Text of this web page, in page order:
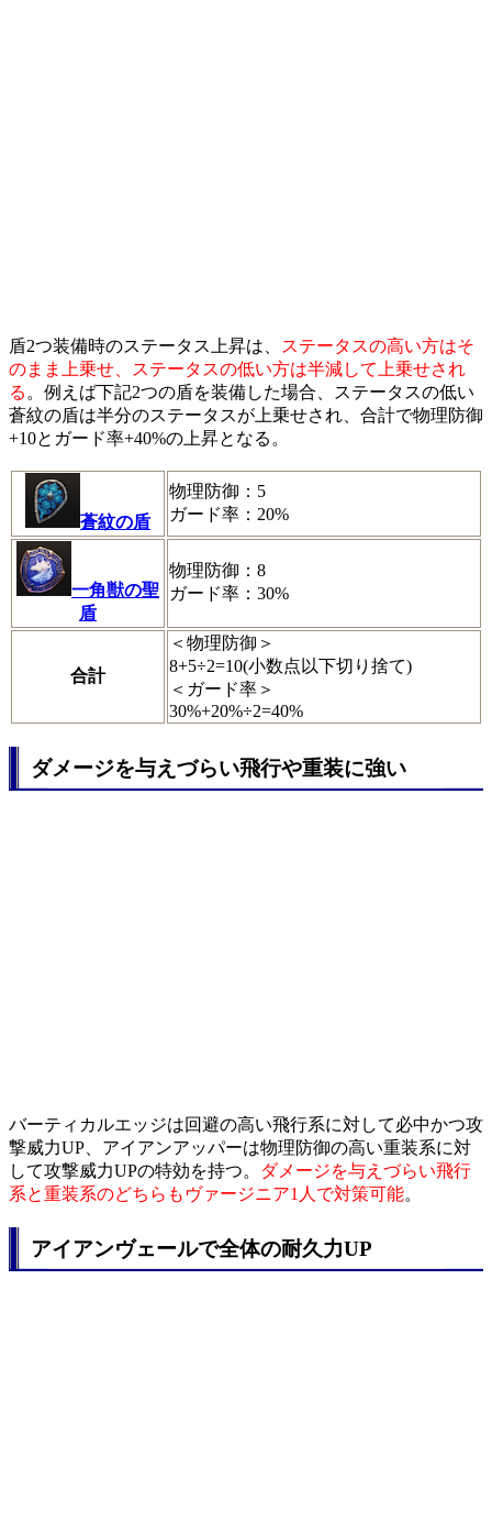
盾2つ装備時のステータス上昇は、
ステータスの高い方はそ
のまま上乗せ、ステータスの低い方は半減して上乗せされ
る 。例えば下記2つの盾を装備した場合、ステータスの低い
蒼紋の盾は半分のステータスが上乗せされ、合計で物理防御
+10とガード率+40%の上昇となる。
蒼紋の盾
物理防御：5
ガード率：20%
一角獣の聖
盾
物理防御：8
ガード率：30%
合計
＜物理防御＞
8+5÷2=10(小数点以下切り捨て)
＜ガード率＞
30%+20%÷2=40%
ダメージを与えづらい飛行や重装に強い
バーティカルエッジは回避の高い飛行系に対して必中かつ攻
撃威力UP、アイアンアッパーは物理防御の高い重装系に対
して攻撃威力UPの特効を持つ。
ダメージを与えづらい飛行
系と重装系のどちらもヴァージニア1人で対策可能。
アイアンヴェールで全体の耐久力UP